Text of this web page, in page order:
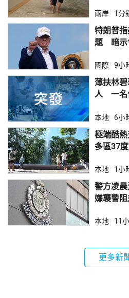
兩岸 1分
特朗普
題 暗示
國際 9小
薄扶林
人 一名
本地 6小
極端酷熱天氣
多區37
本地 1小
警方凌
嫌襲警
本地 11
更多新